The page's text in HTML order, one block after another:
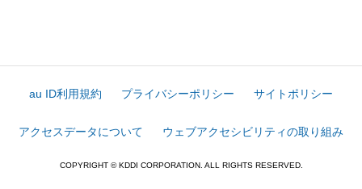
au ID利用規約 プライバシーポリシー サイトポリシー
アクセスデータについて ウェブアクセシビリティの取り組み
COPYRIGHT © KDDI CORPORATION. ALL RIGHTS RESERVED.